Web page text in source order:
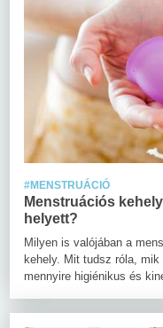
#MENSTRUÁCIÓ
Menstruációs
helyett?
Milyen is valójában a
kehely. Mit tudsz róla, mik
mennyire higiénikus és